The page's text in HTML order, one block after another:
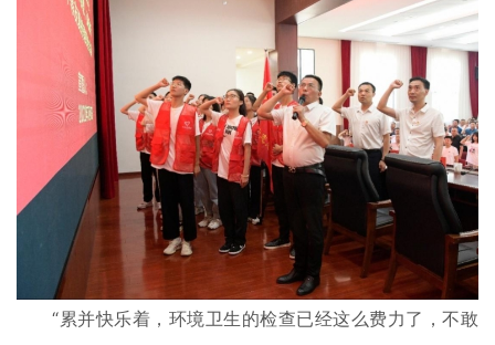
“累并快乐着，环境卫生的检查已经这么费力了，不敢